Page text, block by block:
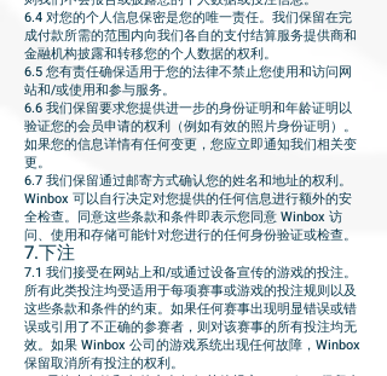
6.4 对您的个人信息保密是您的唯一责任。我们保留在完
成付款所需的范围内向我们各自的支付结算服务提供商和
金融机构披露和转移您的个人数据的权利。
6.5 您有责任确保适用于您的法律不禁止您使用和访问网
站和/或使用和参与服务。
6.6 我们保留要求您提供进一步的身份证明和年龄证明以
验证您的会员申请的权利（例如有效的照片身份证明）。
如果您的信息详情有任何变更，您应立即通知我们相关变
更。
6.7 我们保留通过邮寄方式确认您的姓名和地址的权利。
Winbox 可以自行决定对您提供的任何信息进行额外的安
全检查。同意这些条款和条件即表示您同意 Winbox 访
问、使用和存储可能针对您进行的任何身份验证或检查。
7.下注
7.1 我们接受在网站上和/或通过设备宣传的游戏的投注。
所有此类投注均受适用于每项赛事或游戏的投注规则以及
这些条款和条件的约束。如果任何赛事出现明显错误或错
误或引用了不正确的参赛者，则对该赛事的所有投注均无
效。如果 Winbox 公司的游戏系统出现任何故障，Winbox
保留取消所有投注的权利。